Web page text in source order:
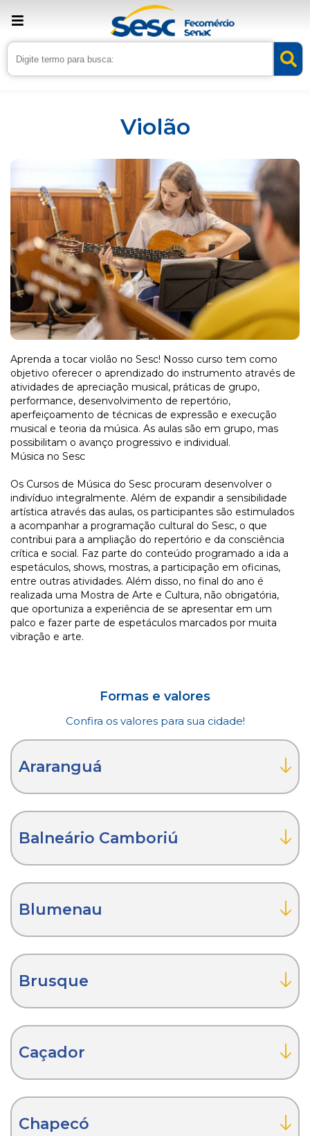
Inicio Serviços Violão
Violão
Aprenda a tocar violão no Sesc! Nosso curso tem como
objetivo oferecer o aprendizado do instrumento através de
atividades de apreciação musical, práticas de grupo,
performance, desenvolvimento de repertório,
aperfeiçoamento de técnicas de expressão e execução
musical e teoria da música. As aulas são em grupo, mas
possibilitam o avanço progressivo e individual.
Música no Sesc
Os Cursos de Música do Sesc procuram desenvolver o
indivíduo integralmente. Além de expandir a sensibilidade
artística através das aulas, os participantes são estimulados
a acompanhar a programação cultural do Sesc, o que
contribui para a ampliação do repertório e da consciência
crítica e social. Faz parte do conteúdo programado a ida a
espetáculos, shows, mostras, a participação em oficinas,
entre outras atividades. Além disso, no final do ano é
realizada uma Mostra de Arte e Cultura, não obrigatória,
que oportuniza a experiência de se apresentar em um
palco e fazer parte de espetáculos marcados por muita
vibração e arte.
Formas e valores
Confira os valores para sua cidade!
Araranguá
Balneário Camboriú
Blumenau
Brusque
Caçador
Chapecó